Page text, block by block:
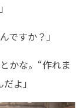
ですか？」
かな。“作れま
よ」